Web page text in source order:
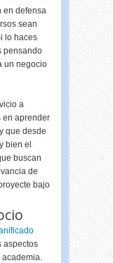
en defensa
sean
lo haces
pensando
un negocio
a
en aprender
que desde
bien el
buscan
de
bajo
aspectos